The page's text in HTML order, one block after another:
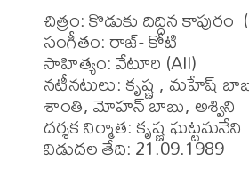
చిత్రం: కొడుకు దిద్దిన కాపురం
సంగీతం: రాజ్- కోటి
సాహిత్యం: వేటూరి (All)
నటీనటులు: కృష్ణ , మహేష్
శాంతి, మోహన్ బాబు, అశ్విని
దర్శక నిర్మాత: కృష్ణ ఘట్టమనేని
విడుదల తేది: 21.09.1989